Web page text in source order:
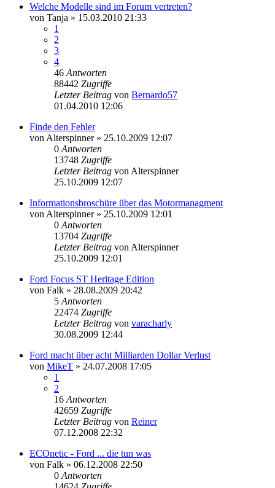
Welche Modelle sind im Forum vertreten?
von Tanja » 15.03.2010 21:33
1
2
3
4
46 Antworten
88442 Zugriffe
Letzter Beitrag von Bernardo57
01.04.2010 12:06
Finde den Fehler
von Alterspinner» 25.10.2009 12:07
0 Antworten
13748 Zugriffe
Letzter Beitrag von Alterspinner
25.10.2009 12:07
Informationsbroschüre über das Motormanagment
von Alterspinner» 25.10.2009 12:01
0 Antworten
13704 Zugriffe
Letzter Beitrag von Alterspinner
25.10.2009 12:01
Ford Focus ST Heritage Edition
von Falk » 28.08.2009 20:42
5 Antworten
22474 Zugriffe
Letzter Beitrag von varacharly
30.08.2009 12:44
Ford macht über acht Milliarden Dollar Verlust
von MikeT » 24.07.2008 17:05
1
2
16 Antworten
42659 Zugriffe
Letzter Beitrag von Reiner
07.12.2008 22:32
ECOnetic - Ford ... die tun was
von Falk » 06.12.2008 22:50
0 Antworten